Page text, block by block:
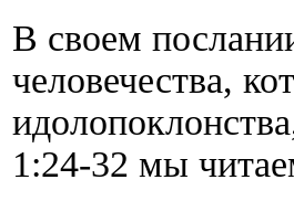
В своем
человечества,
1:24-32 мы